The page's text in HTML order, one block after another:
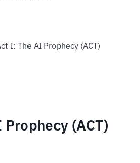
I: The AI Prophecy (ACT)
(ACT)